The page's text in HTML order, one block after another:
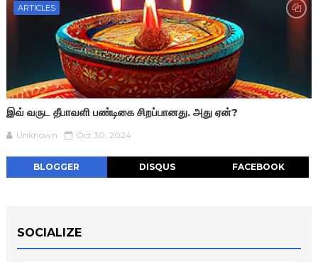
ARTICLES
இவ் வருட தீபாவளி பண்டிகை சிறப்பானது. அது ஏன்?
Unknown Oct 30, 2024
BLOGGER DISQUS FACEBOOK
SOCIALIZE